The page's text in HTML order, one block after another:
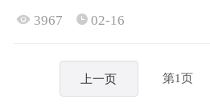
 3967  02-16
上一页 第1页